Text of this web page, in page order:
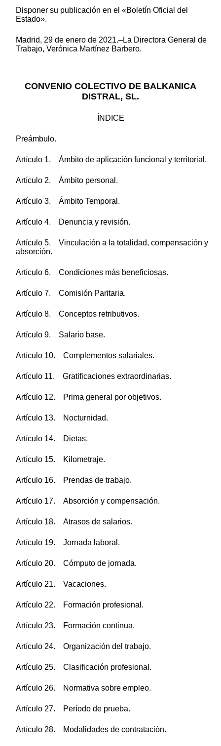
Disponer su publicación en el «Boletín Oficial del
Estado».
Madrid, 29 de enero de 2021.–La Directora General de
Trabajo, Verónica Martínez Barbero.
CONVENIO COLECTIVO DE BALKANICA
DISTRAL, SL.
ÍNDICE
Preámbulo.
Artículo 1. Ámbito de aplicación funcional y territorial.
Artículo 2. Ámbito personal.
Artículo 3. Ámbito Temporal.
Artículo 4. Denuncia y revisión.
Artículo 5. Vinculación a la totalidad, compensación y
absorción.
Artículo 6. Condiciones más beneficiosas.
Artículo 7. Comisión Paritaria.
Artículo 8. Conceptos retributivos.
Artículo 9. Salario base.
Artículo 10. Complementos salariales.
Artículo 11. Gratificaciones extraordinarias.
Artículo 12. Prima general por objetivos.
Artículo 13. Nocturnidad.
Artículo 14. Dietas.
Artículo 15. Kilometraje.
Artículo 16. Prendas de trabajo.
Artículo 17. Absorción y compensación.
Artículo 18. Atrasos de salarios.
Artículo 19. Jornada laboral.
Artículo 20. Cómputo de jornada.
Artículo 21. Vacaciones.
Artículo 22. Formación profesional.
Artículo 23. Formación continua.
Artículo 24. Organización del trabajo.
Artículo 25. Clasificación profesional.
Artículo 26. Normativa sobre empleo.
Artículo 27. Período de prueba.
Artículo 28. Modalidades de contratación.